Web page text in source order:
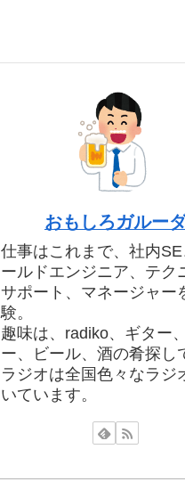
おもしろガルー
仕事はこれまで、社内SE
ールドエンジニア、テク
サポート、マネージャー
験。
趣味は、radiko、ギター
ー、ビール、酒の肴探し
ラジオは全国色々なラジ
いています。